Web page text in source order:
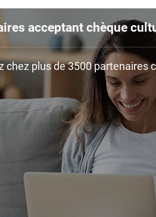
acceptant chèque
chez plus de 3500 partenaires